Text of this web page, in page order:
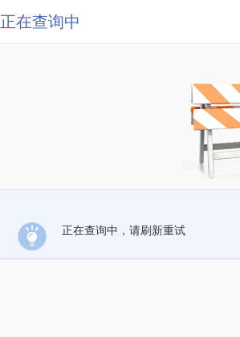
正在查询中
正在查询中，请刷新重试